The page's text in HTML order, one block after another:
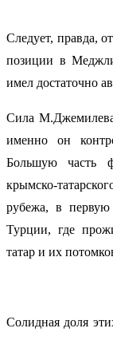
Следует, правда,
позиции в
имел достаточно
Сила
именно он
Большую часть
крымско-
рубежа, в первую
Турции, где
татар и их
Солидная доля